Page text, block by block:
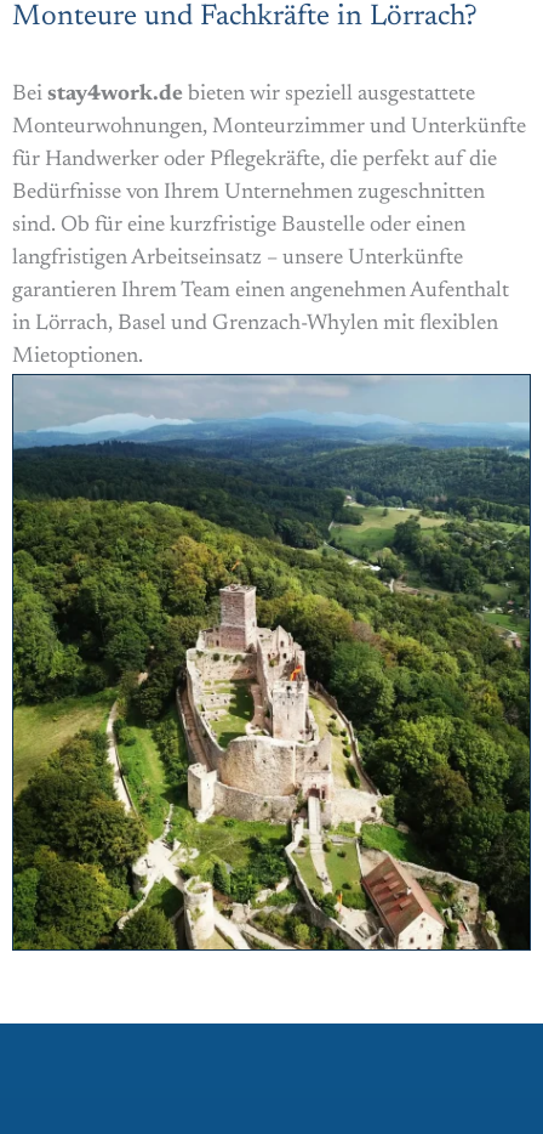
Monteure und Fachkräfte in Lörrach?
Bei stay4work.de bieten wir speziell ausgestattete
Monteurwohnungen, Monteurzimmer und Unterkünfte
für Handwerker oder Pflegekräfte, die perfekt auf die
Bedürfnisse von Ihrem Unternehmen zugeschnitten
sind. Ob für eine kurzfristige Baustelle oder einen
langfristigen Arbeitseinsatz – unsere Unterkünfte
garantieren Ihrem Team einen angenehmen Aufenthalt
in Lörrach, Basel und Grenzach-Whylen mit flexiblen
Mietoptionen.